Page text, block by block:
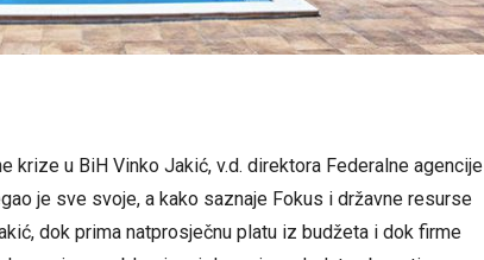
krize u BiH Vinko Jakić, v.d. direktora Federalne agencije
je sve svoje, a kako saznaje Fokus i državne resurse
dok prima natprosječnu platu iz budžeta i dok firme